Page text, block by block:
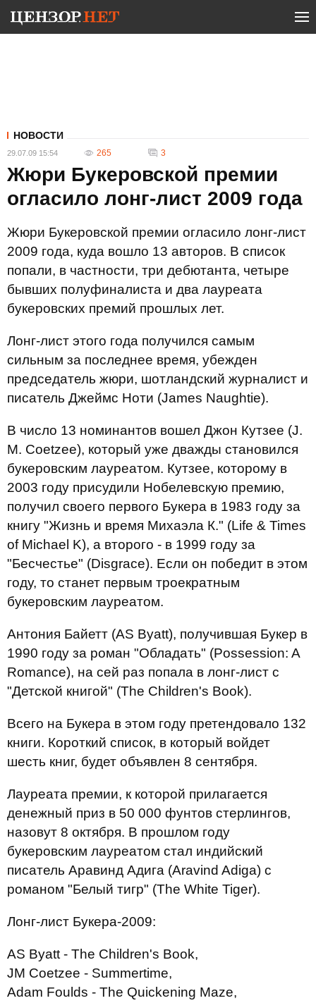
НОВОСТИ
29.07.09 15:54 265 3
Жюри Букеровской премии
огласило лонг-лист 2009 года
Жюри Букеровской премии огласило лонг-лист
2009 года, куда вошло 13 авторов. В список
попали, в частности, три дебютанта, четыре
бывших полуфиналиста и два лауреата
букеровских премий прошлых лет.
Лонг-лист этого года получился самым
сильным за последнее время, убежден
председатель жюри, шотландский журналист и
писатель Джеймс Ноти (James Naughtie).
В число 13 номинантов вошел Джон Кутзее (J.
M. Coetzee), который уже дважды становился
букеровским лауреатом. Кутзее, которому в
2003 году присудили Нобелевскую премию,
получил своего первого Букера в 1983 году за
книгу "Жизнь и время Михаэла К." (Life & Times
of Michael K), а второго - в 1999 году за
"Бесчестье" (Disgrace). Если он победит в этом
году, то станет первым троекратным
букеровским лауреатом.
Антония Байетт (AS Byatt), получившая Букер в
1990 году за роман "Обладать" (Possession: A
Romance), на сей раз попала в лонг-лист с
"Детской книгой" (The Children's Book).
Всего на Букера в этом году претендовало 132
книги. Короткий список, в который войдет
шесть книг, будет объявлен 8 сентября.
Лауреата премии, к которой прилагается
денежный приз в 50 000 фунтов стерлингов,
назовут 8 октября. В прошлом году
букеровским лауреатом стал индийский
писатель Аравинд Адига (Aravind Adiga) с
романом "Белый тигр" (The White Tiger).
Лонг-лист Букера-2009:
AS Byatt - The Children's Book,
JM Coetzee - Summertime,
Adam Foulds - The Quickening Maze,